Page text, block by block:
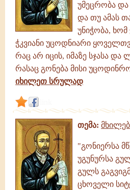
უმეცრობა და
და თუ ამას
უნიჭობა,
ჭკვიანი უცოდნიარი
რაც არ იცის, იმაზე სჯასა და
რასაც გონება მისი
იხილეთ სრულად
თემა:
"გონიერსა
უგუნურსა
გულს
ცხოველი